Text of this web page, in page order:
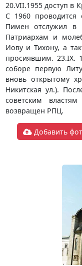
20.VII.1955 доступ в
С 1960 проводится
Пимен отслужил в
Патриархам и
Иову и Тихону, а
просиявшим. 23.IX.
соборе первую
вновь открытому
Никитская ул.).
советским
возвращен РПЦ.
Добавить